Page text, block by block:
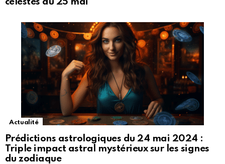
Actualité
Prédictions astrologiques du 24 mai 2024 :
Triple impact astral mystérieux sur les signes
du zodiaque